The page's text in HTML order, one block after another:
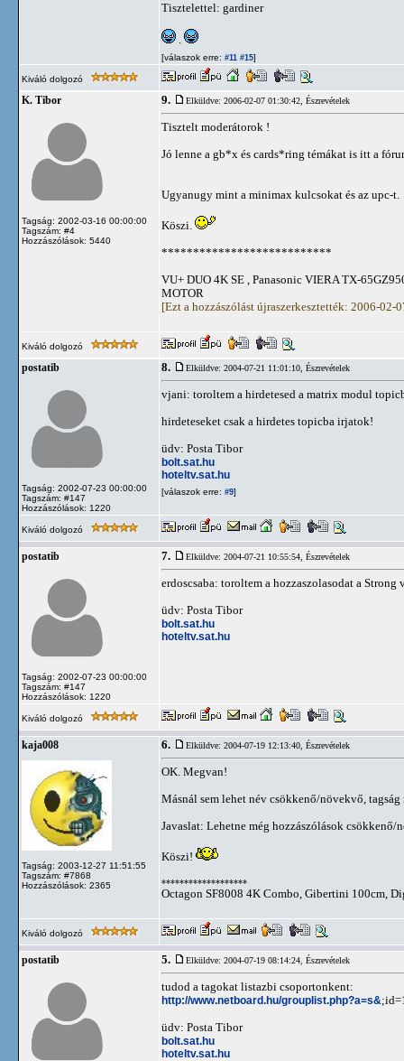
Tisztelettel: gardiner
[válaszok erre: #11 #15]
Kiváló dolgozó
K. Tibor
Tagság: 2002-03-16 00:00:00
Tagszám: #4
Hozzászólások: 5440
9. Elküldve: 2006-02-07 01:30:42, Észrevételek
Tisztelt moderátorok !
Jó lenne a gb*x és cards*ring témákat is itt a
Ugyanugy mint a minimax kulcsokat és az upc-t.
Köszi.
***************************
VU+ DUO 4K SE , Panasonic VIERA TX-
MOTOR
[Ezt a hozzászólást újraszerkesztették: 2006-02-
Kiváló dolgozó
postatib
Tagság: 2002-07-23 00:00:00
Tagszám: #147
Hozzászólások: 1220
8. Elküldve: 2004-07-21 11:01:10, Észrevételek
vjani: toroltem a hirdetesed a matrix modul
hirdeteseket csak a hirdetes topicba irjatok!
üdv: Posta Tibor
bolt.sat.hu
hoteltv.sat.hu
[válaszok erre: #9]
Kiváló dolgozó
postatib
Tagság: 2002-07-23 00:00:00
Tagszám: #147
Hozzászólások: 1220
7. Elküldve: 2004-07-21 10:55:54, Észrevételek
erdoscsaba: toroltem a hozzaszolasodat a
üdv: Posta Tibor
bolt.sat.hu
hoteltv.sat.hu
Kiváló dolgozó
kaja008
Tagság: 2003-12-27 11:51:55
Tagszám: #7868
Hozzászólások: 2365
6. Elküldve: 2004-07-19 12:13:40, Észrevételek
OK. Megvan!
Másnál sem lehet név csökkenő/növekvő,
Javaslat: Lehetne még hozzászólások
Köszi!
*******************
Octagon SF8008 4K Combo, Gibertini 100cm,
Kiváló dolgozó
postatib 5. Elküldve: 2004-07-19 08:14:24, Észrevételek
tudod a tagokat listazbi csoportonkent:
http://www.netboard.hu/grouplist.php?a=s&
üdv: Posta Tibor
bolt.sat.hu
hoteltv.sat.hu